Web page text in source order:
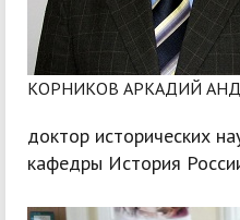
КОРНИКОВ АРКАДИЙ
доктор исторических
кафедры История